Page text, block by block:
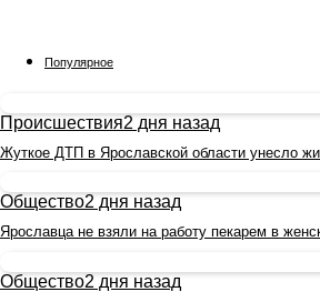
Популярное
Происшествия2 дня назад
Жуткое ДТП в Ярославской области унесло
Общество2 дня назад
Ярославца не взяли на работу пекарем в
Общество2 дня назад